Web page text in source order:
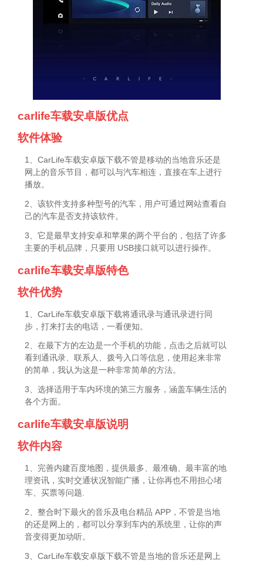
carlife车载安卓版优点
软件体验
1、CarLife车载安卓版下载不管是移动的当地音乐还是
网上的音乐节目，都可以与汽车相连，直接在车上进行
播放。
2、该软件支持多种型号的汽车，用户可通过网站查看自
己的汽车是否支持该软件。
3、它是最早支持安卓和苹果的两个平台的，包括了许多
主要的手机品牌，只要用 USB接口就可以进行操作。
carlife车载安卓版特色
软件优势
1、CarLife车载安卓版下载将通讯录与通讯录进行同
步，打来打去的电话，一看便知。
2、在最下方的左边是一个手机的功能，点击之后就可以
看到通讯录、联系人、拨号入口等信息，使用起来非常
的简单，我认为这是一种非常简单的方法。
3、选择适用于车内环境的第三方服务，涵盖车辆生活的
各个方面。
carlife车载安卓版说明
软件内容
1、完善内建百度地图，提供最多、最准确、最丰富的地
理资讯，实时交通状况智能广播，让你再也不用担心堵
车、买票等问题.
2、整合时下最火的音乐及电台精品 APP，不管是当地
的还是网上的，都可以分享到车内的系统里，让你的声
音变得更加动听。
3、CarLife车载安卓版下载不管是当地的音乐还是网上